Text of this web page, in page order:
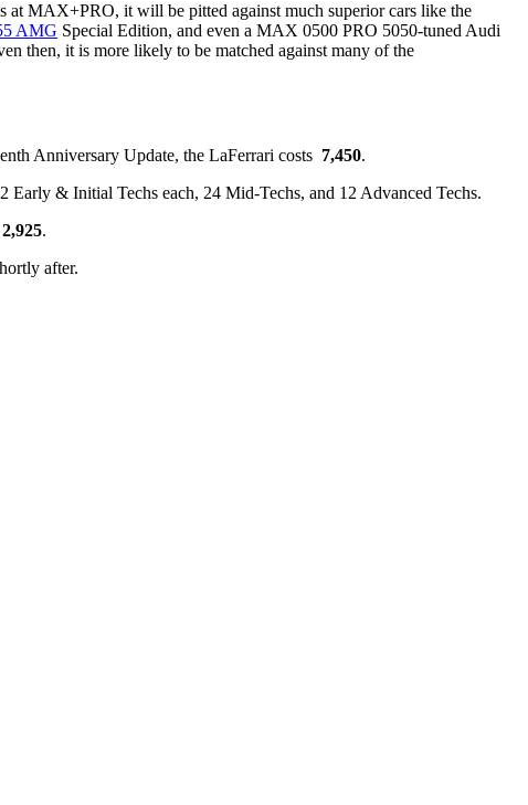
at MAX+PRO, it will be pitted against much superior cars like the
AMG Special Edition, and even a MAX 0500 PRO 5050-tuned Audi
then, it is more likely to be matched against many of the
Anniversary Update, the LaFerrari costs 7,450.
Early & Initial Techs each, 24 Mid-Techs, and 12 Advanced Techs.
2,925.
after.